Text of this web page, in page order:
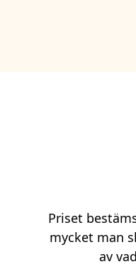
Priset
mycket man
av